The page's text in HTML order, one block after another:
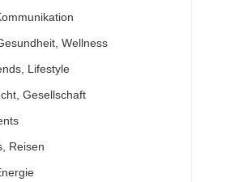
Wellness
Lifestyle
Gesellschaft
Reisen